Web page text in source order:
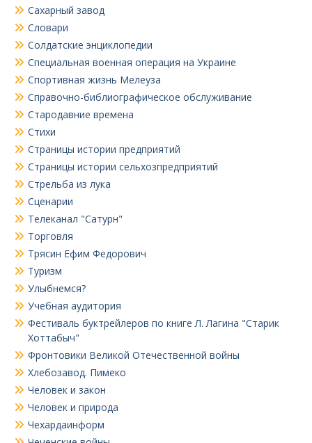
Сахарный завод
Словари
Солдатские энциклопедии
Специальная военная операция на Украине
Спортивная жизнь Мелеуза
Справочно-библиографическое обслуживание
Стародавние времена
Стихи
Страницы истории предприятий
Страницы истории сельхозпредприятий
Стрельба из лука
Сценарии
Телеканал "Сатурн"
Торговля
Трясин Ефим Федорович
Туризм
Улыбнемся?
Учебная аудитория
Фестиваль буктрейлеров по книге Л. Лагина "Старик
Хоттабыч"
Фронтовики Великой Отечественной войны
Хлебозавод. Пимеко
Человек и закон
Человек и природа
Чехардаинформ